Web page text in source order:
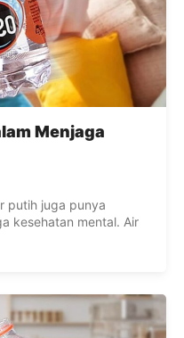
Menjaga
putih juga punya
kesehatan mental. Air